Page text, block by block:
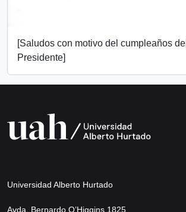
[Saludos con motivo del cumpleaños del
Presidente]
Universidad Alberto Hurtado
Avda. Bernardo O’Higgins 1825